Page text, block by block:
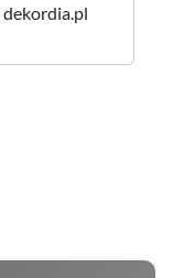
dekordia.pl